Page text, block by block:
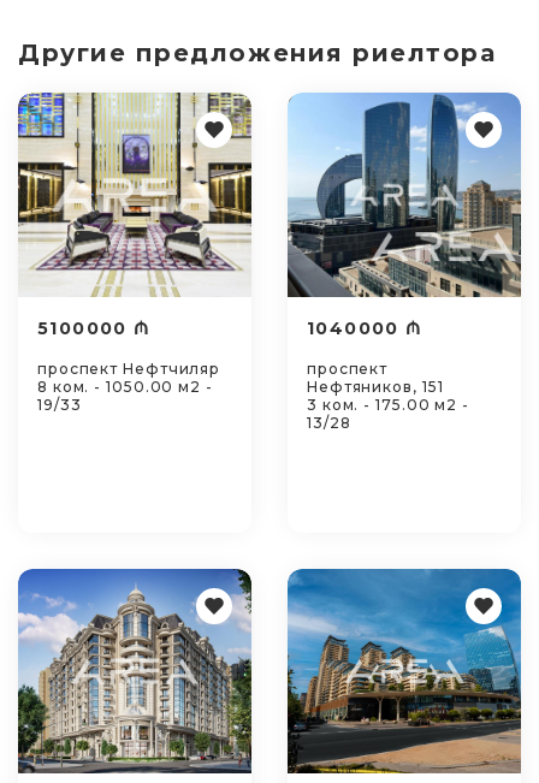
Другие предложения риелтора
5100000 ₼
проспект Нефтчиляр
8 ком. - 1050.00 м2 -
19/33
1040000 ₼
проспект
Нефтяников, 151
3 ком. - 175.00 м2 -
13/28